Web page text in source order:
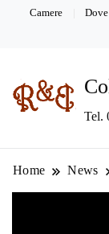
Camere
Tel.
Home News